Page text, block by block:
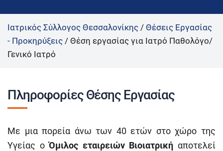
Ιατρικός Σύλλογος Θεσσαλονίκης / Θέσεις Εργασίας
- Προκηρύξεις / Θέση εργασίας για Ιατρό Παθολόγο/
Γενικό Ιατρό
Πληροφορίες Θέσης Εργασίας
Με μια πορεία άνω των 40 ετών στο χώρο της
Υγείας οΌμιλος εταιρειών Βιοιατρική αποτελεί